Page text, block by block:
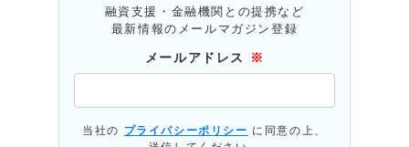
融資支援・金融機関との提携など
最新情報のメールマガジン登録
メールアドレス ※
当社の プライバシーポリシー に同意の上、